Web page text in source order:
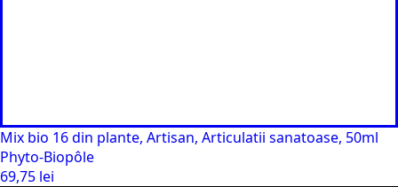
Mix bio 16 din plante, Artisan, Articulatii sanatoase, 50ml
Phyto-Biopôle
69,75 lei